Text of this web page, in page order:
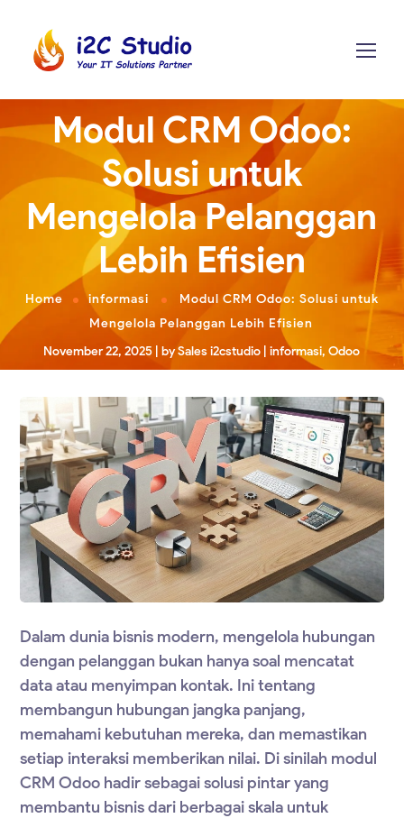
Modul CRM Odoo:
Solusi untuk
Mengelola Pelanggan
Lebih Efisien
Home informasi
Modul CRM Odoo: Solusi untuk
Mengelola Pelanggan Lebih Efisien
November 22, 2025 bySales i2cstudio informasi, Odoo
Dalam dunia bisnis modern, mengelola hubungan
dengan pelanggan bukan hanya soal mencatat
data atau menyimpan kontak. Ini tentang
membangun hubungan jangka panjang,
memahami kebutuhan mereka, dan memastikan
setiap interaksi memberikan nilai. Di sinilah modul
CRM Odoo hadir sebagai solusi pintar yang
membantu bisnis dari berbagai skala untuk